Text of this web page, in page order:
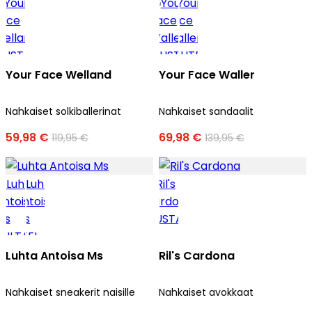
Your Face Welland
Nahkaiset solkiballerinat
59,98 € 119,95 €
Your Face Waller
Nahkaiset sandaalit
69,98 € 139,95 €
Luhta Antoisa Ms
Nahkaiset sneakerit naisille
Ril's Cardona
Nahkaiset avokkaat